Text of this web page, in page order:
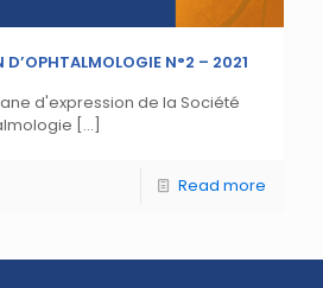
D’OPHTALMOLOGIE N°2 – 2021
d'expression de la Société
[…]
Read more